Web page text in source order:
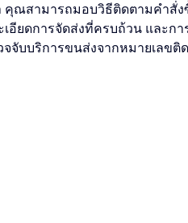
คุณสามารถมอบวิธีติดตามคำสั่
อียดการจัดส่งที่ครบถ้วน และก
จจับบริการขนส่งจากหมายเล